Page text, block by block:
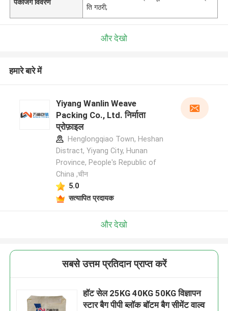
पैकेजिंग विवरण
ति गठरी;
और देखो
हमारे बारे में
Yiyang Wanlin Weave
Packing Co., Ltd. निर्माता
प्रोफ़ाइल
Henglongqiao Town, Heshan
Distract, Yiyang City, Hunan
Province, People's Republic of
China ,चीन
5.0
सत्यापित प्रदायक
और देखो
सबसे उत्तम प्रतिदान प्राप्त करें
हॉट सेल 25KG 40KG 50KG विज्ञापन
स्टार बैग पीपी ब्लॉक बॉटम बैग सीमेंट वाल्व